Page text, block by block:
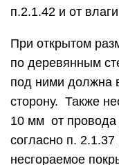
п.2.1.42 и от
При открытом
по деревянным
под ними должна
сторону. Также
10 мм от провода
согласно п.
несгораемое